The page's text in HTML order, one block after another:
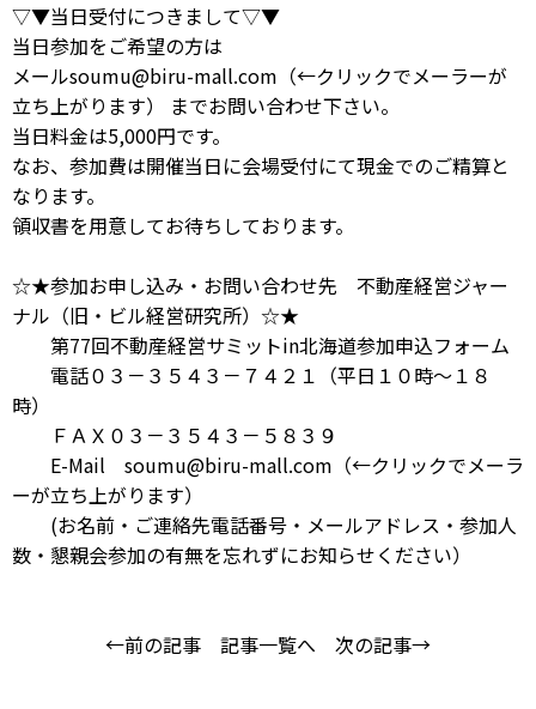
▽▼当日受付につきまして▽▼
当日参加をご希望の方は
メールsoumu@biru-mall.com （←クリックでメーラーが
立ち上がります）
までお問い合わせ下さい。
当日料金は5,000円です。
なお、参加費は開催当日に会場受付にて現金でのご精算と
なります。
領収書を用意してお待ちしております。
☆★参加お申し込み・お問い合わせ先 不動産経営ジャー
ナル（旧・ビル経営研究所）☆★
第77回不動産経営サミットin北海道参加申込フォーム
電話０３－３５４３－７４２１（平日１０時～１８
時）
ＦＡＸ０３－３５４３－５８３９
E-Mail soumu@biru-mall.com （←クリックでメーラ
ーが立ち上がります）
(お名前・ご連絡先電話番号・メールアドレス・参加人
数・懇親会参加の有無を忘れずにお知らせください）
←前の記事 記事一覧へ 次の記事→